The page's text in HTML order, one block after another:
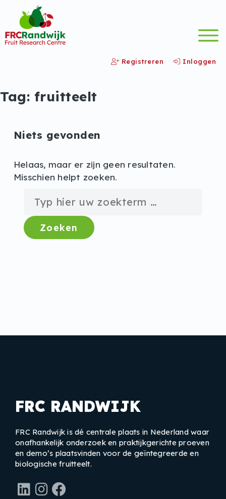
Registreren Inloggen
Tag: fruitteelt
Niets gevonden
Helaas, maar er zijn geen resultaten.
Misschien helpt zoeken.
naar
Zoeken
FRC RANDWIJK
FRC Randwijk is dé centrale plaats in Nederland waar
onafhankelijk onderzoek en praktijkgerichte proeven
en demo’s plaatsvinden voor de geïntegreerde en
biologische fruitteelt.
LinkedIn
Instagram